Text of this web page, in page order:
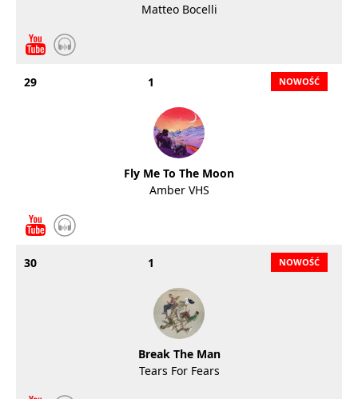
Matteo Bocelli
29 1
Fly Me To The Moon
Amber VHS
30 1
Break The Man
Tears For Fears